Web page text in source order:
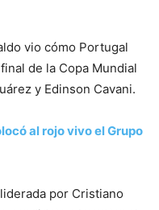
vio cómo Portugal
de la Copa Mundial
y Edinson Cavani.
al rojo vivo el Grupo
por Cristiano